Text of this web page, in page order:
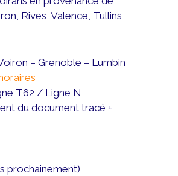
Rives, Valence, Tullins
– Grenoble – Lumbin
T62 / Ligne N
du document tracé +
prochainement)